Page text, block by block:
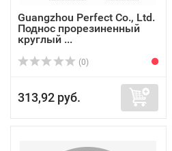
Guangzhou Perfect Co., Ltd.
Поднос прорезиненный
круглый ...
(0)
313,92 руб.